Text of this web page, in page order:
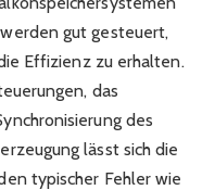
gut gesteuert,
Effizienz zu erhalten.
das
des
lässt sich die
typischer Fehler wie